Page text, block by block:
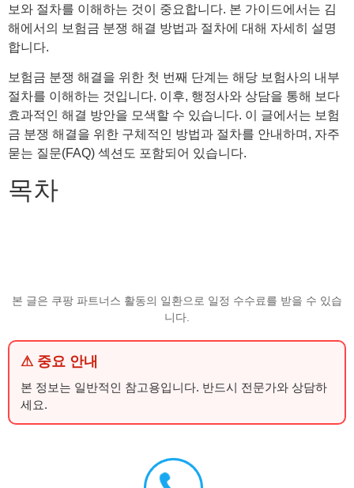
보와 절차를 이해하는 것이 중요합니다. 본 가이드에서는 김
해에서의 보험금 분쟁 해결 방법과 절차에 대해 자세히 설명
합니다.
보험금 분쟁 해결을 위한 첫 번째 단계는 해당 보험사의 내부
절차를 이해하는 것입니다. 이후, 행정사와 상담을 통해 보다
효과적인 해결 방안을 모색할 수 있습니다. 이 글에서는 보험
금 분쟁 해결을 위한 구체적인 방법과 절차를 안내하며, 자주
묻는 질문(FAQ) 섹션도 포함되어 있습니다.
목차
본 글은 쿠팡 파트너스 활동의 일환으로 일정 수수료를 받을 수 있습
니다.
⚠ 중요 안내
본 정보는 일반적인 참고용입니다. 반드시 전문가와 상담하
세요.